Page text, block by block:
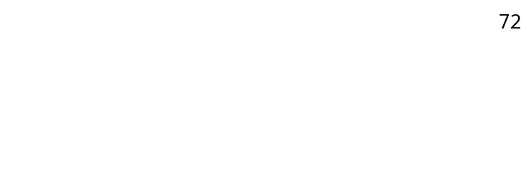
72